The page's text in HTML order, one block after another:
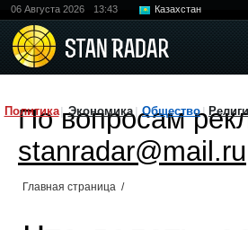
06 Августа 2026 13:43 Казахстан
Политика Экономика Общество
По вопросам
stanradar@mail.ru
Главная страница /